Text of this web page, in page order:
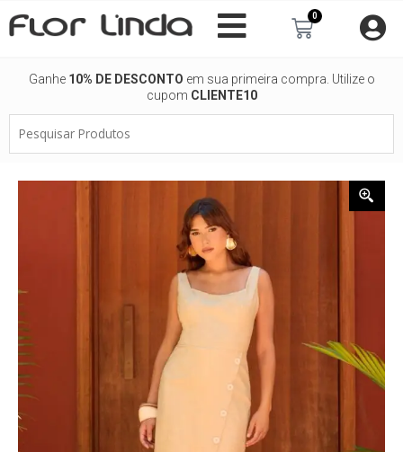
para
0
Carrinho
Ganhe 10% DE DESCONTO em sua primeira compra. Utilize o
cupom CLIENTE10
Produtos